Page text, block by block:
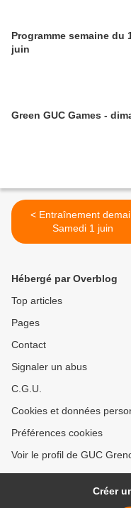
Programme semaine du
juin
Green GUC Games -
< Entraînement demain
Samedi 1 juin
Hébergé par Overblog
Top articles
Pages
Contact
Signaler un abus
C.G.U.
Cookies et données
Préférences cookies
Voir le profil de GUC
Créer